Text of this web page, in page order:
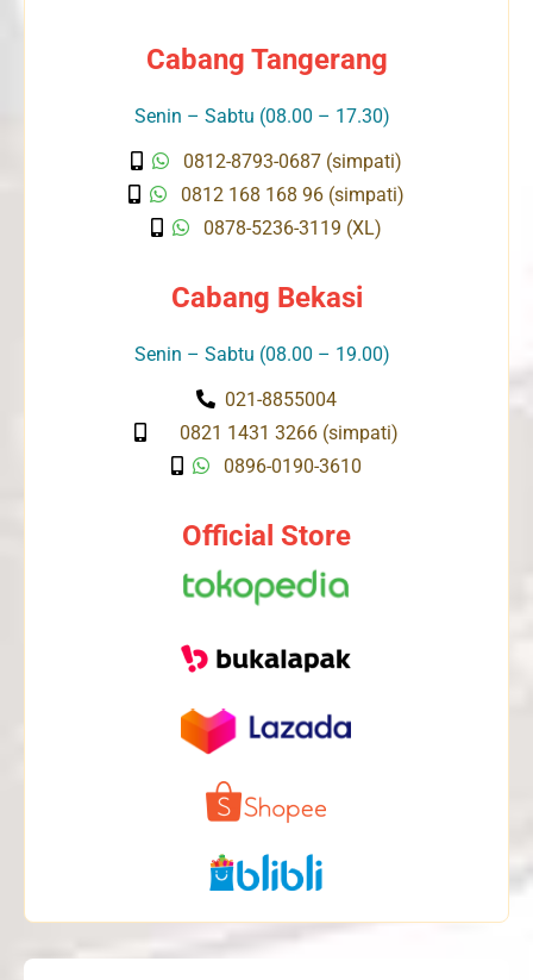
Cabang Tangerang
Senin – Sabtu (08.00 – 17.30)
0812-8793-0687 (simpati)
0812 168 168 96 (simpati)
0878-5236-3119 (XL)
Cabang Bekasi
Senin – Sabtu (08.00 – 19.00)
021-8855004
0821 1431 3266 (simpati)
0896-0190-3610
Official Store